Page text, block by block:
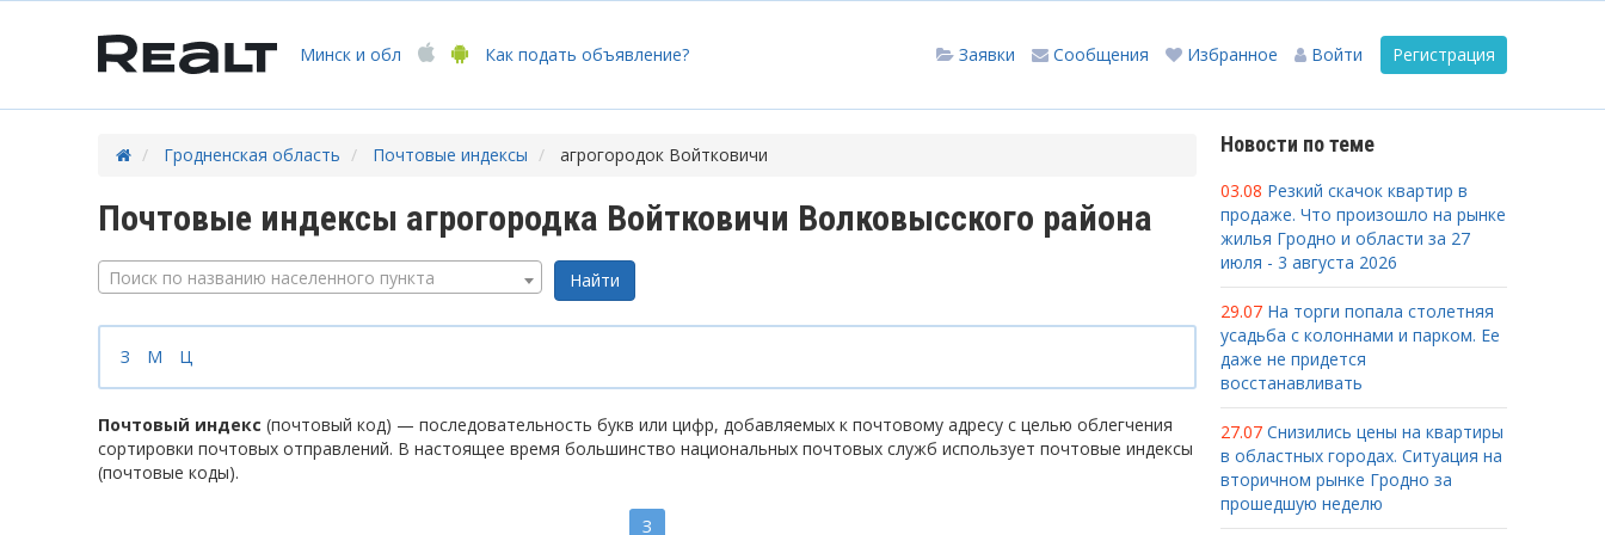
Минск и обл Как подать объявление? Регистрация
Войти
Избранное
Сообщения
Заявки
Гродненская область Почтовые индексы агрогородок Войтковичи
Почтовые индексы агрогородка Войтковичи Волковысского района
Поиск по названию населенного пункта
З М Ц
Почтовый индекс (почтовый код) — последовательность букв или цифр, добавляемых к почтовому адресу с целью облегчения
сортировки почтовых отправлений. В настоящее время большинство национальных почтовых служб использует почтовые индексы
(почтовые коды).
З
Новости по теме
03.08 Резкий скачок квартир в
продаже. Что произошло на рынке
жилья Гродно и области за 27
июля - 3 августа 2026
29.07 На торги попала столетняя
усадьба с колоннами и парком. Ее
даже не придется
восстанавливать
27.07 Снизились цены на квартиры
в областных городах. Ситуация на
вторичном рынке Гродно за
прошедшую неделю